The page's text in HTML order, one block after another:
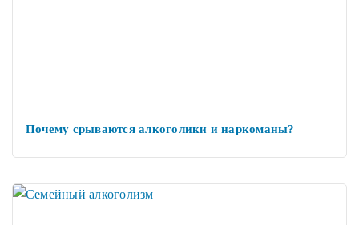
Почему срываются алкоголики и наркоманы?